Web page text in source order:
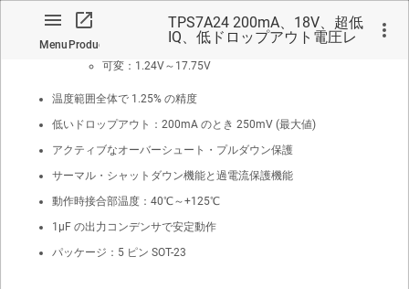
MenuProduct
TPS7A24 200mA、18V、超低
IQ、低ドロップアウト電圧レ
出力電圧オプションを選択可能：
固定：1.25V～5.5V
可変：1.24V～17.75V
温度範囲全体で 1.25% の精度
低いドロップアウト：200mA のとき 250mV (最大値)
アクティブなオーバーシュート・プルダウン保護
サーマル・シャットダウン機能と過電流保護機能
動作時接合部温度：40℃～+125℃
1μF の出力コンデンサで安定動作
パッケージ：5 ピン SOT-23